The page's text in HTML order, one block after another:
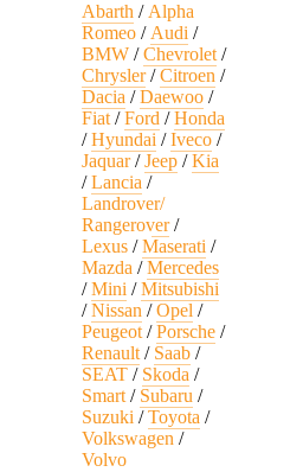
Abarth / Alpha
Romeo / Audi /
BMW /Chevrolet /
Chrysler/Citroen /
Dacia /Daewoo /
Fiat /Ford /Honda
/Hyundai /Iveco /
Jaquar/Jeep /Kia
/Lancia /
Landrover/
Rangerover/
Lexus /Maserati /
Mazda /Mercedes
/Mini /Mitsubishi
/Nissan /Opel /
Peugeot /Porsche /
Renault / Saab /
SEAT / Skoda /
Smart / Subaru /
Suzuki /Toyota /
Volkswagen /
Volvo